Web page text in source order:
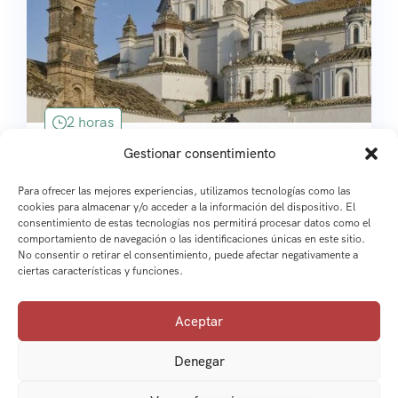
Gestionar consentimiento
Para ofrecer las mejores experiencias, utilizamos tecnologías como las
cookies para almacenar y/o acceder a la información del dispositivo. El
consentimiento de estas tecnologías nos permitirá procesar datos como el
comportamiento de navegación o las identificaciones únicas en este sitio.
No consentir o retirar el consentimiento, puede afectar negativamente a
ciertas características y funciones.
Aceptar
Denegar
Grupos
2 horas
Visita Guiada Palma del Río
Palma del Río, Córdoba , España
Consultar Explora